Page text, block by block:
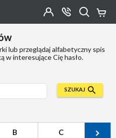
Moje
Konto
szukasz?
lub przeglądaj alfabetyczny spis
w interesujące Cię hasło.
SZUKAJ
B C